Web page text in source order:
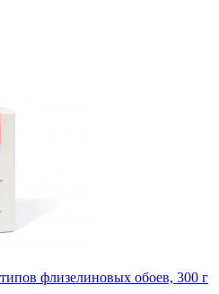
флизелиновых обоев, 300 г